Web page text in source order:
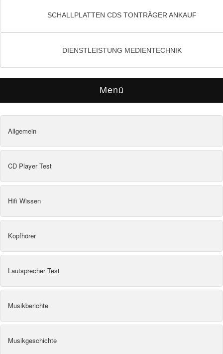
SCHALLPLATTEN CDS TONTRÄGER ANKAUF
DIENSTLEISTUNG MEDIENTECHNIK
Menü
Allgemein
CD Player Test
Hifi Wissen
Kopfhörer
Lautsprecher Test
Musikberichte
Musikgeschichte